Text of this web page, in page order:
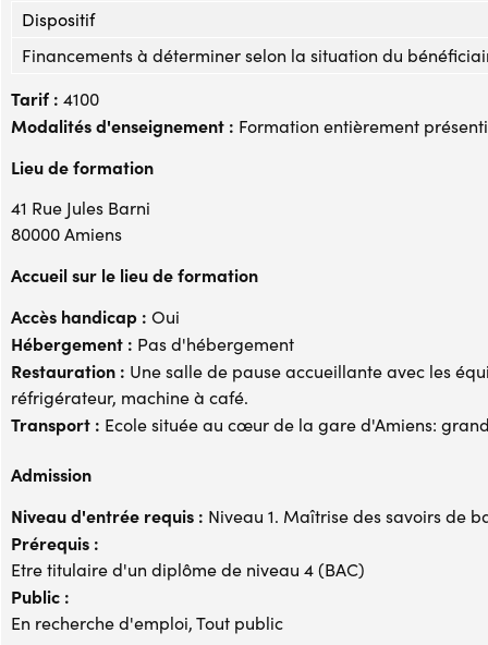
Dispositif
Financements à déterminer selon la situation du
Tarif : 4100
Modalités d'enseignement : Formation entièrement
Lieu de formation
41 Rue Jules Barni
80000 Amiens
Accueil sur le lieu de formation
Accès handicap : Oui
Hébergement : Pas d'hébergement
Restauration : Une salle de pause accueillante avec les
réfrigérateur, machine à café.
Transport : Ecole située au cœur de la gare d'Amiens:
Admission
Niveau d'entrée requis : Niveau 1. Maîtrise des savoirs de
Prérequis :
Etre titulaire d'un diplôme de niveau 4 (BAC)
Public :
En recherche d'emploi, Tout public